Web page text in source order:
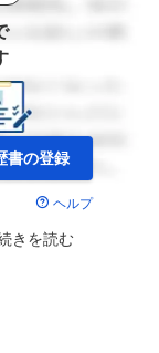
書の登録
ヘルプ
きを読む